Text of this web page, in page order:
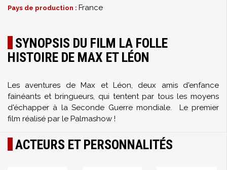
Pays de production : France
SYNOPSIS DU FILM LA FOLLE
HISTOIRE DE MAX ET LÉON
Les aventures de Max et Léon, deux amis d'enfance
fainéants et bringueurs, qui tentent par tous les moyens
d'échapper à la Seconde Guerre mondiale. Le premier
film réalisé par le Palmashow !
ACTEURS ET PERSONNALITÉS